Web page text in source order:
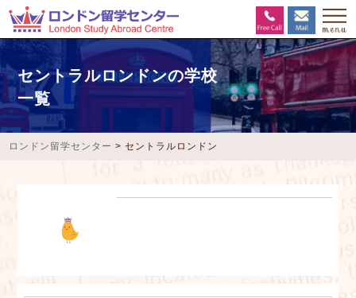
セントラルロンドンの学校
一覧
ロンドン留学センター >セントラルロンドン